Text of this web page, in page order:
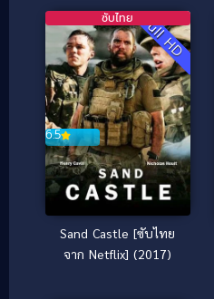
Full HD
6.5
ซับไทย
Sand Castle [ซับไทย
จาก Netflix] (2017)